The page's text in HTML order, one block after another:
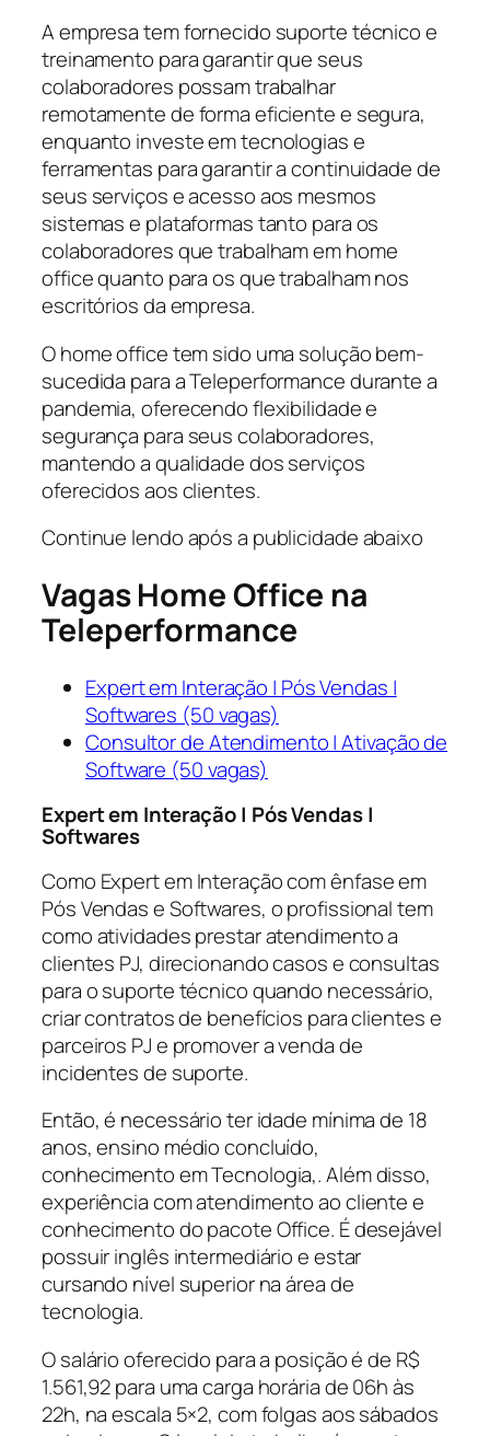
A empresa tem fornecido suporte técnico e
treinamento para garantir que seus
colaboradores possam trabalhar
remotamente de forma eficiente e segura,
enquanto investe em tecnologias e
ferramentas para garantir a continuidade de
seus serviços e acesso aos mesmos
sistemas e plataformas tanto para os
colaboradores que trabalham em home
office quanto para os que trabalham nos
escritórios da empresa.
O home office tem sido uma solução bem-
sucedida para a Teleperformance durante a
pandemia, oferecendo flexibilidade e
segurança para seus colaboradores,
mantendo a qualidade dos serviços
oferecidos aos clientes.
Continue lendo após a publicidade abaixo
Vagas Home Office na
Teleperformance
Expert em Interação | Pós Vendas |
Softwares (50 vagas)
Consultor de Atendimento | Ativação de
Software (50 vagas)
Expert em Interação | Pós Vendas |
Softwares
Como Expert em Interação com ênfase em
Pós Vendas e Softwares, o profissional tem
como atividades prestar atendimento a
clientes PJ, direcionando casos e consultas
para o suporte técnico quando necessário,
criar contratos de benefícios para clientes e
parceiros PJ e promover a venda de
incidentes de suporte.
Então, é necessário ter idade mínima de 18
anos, ensino médio concluído,
conhecimento em Tecnologia,. Além disso,
experiência com atendimento ao cliente e
conhecimento do pacote Office. É desejável
possuir inglês intermediário e estar
cursando nível superior na área de
tecnologia.
O salário oferecido para a posição é de R$
1.561,92 para uma carga horária de 06h às
22h, na escala 5×2, com folgas aos sábados